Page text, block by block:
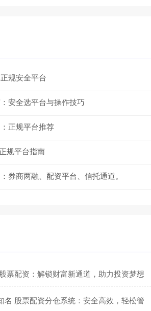
规安全平台
安全选平台与操作技巧
正规平台推荐
规平台指南
券商两融、配资平台、信托通道。
票配资：解锁财富新通道，助力投资梦想
名 股票配资分仓系统：安全高效，轻松管